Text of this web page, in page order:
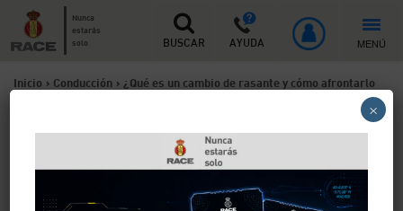
Nunca
estarás
solo
BUSCAR AYUDA MENÚ
Inicio > Conducción > ¿Qué es un cambio de rasante y cómo afrontarlo
¿Qué es un cambio de
rasante y cómo afrontarlo
×